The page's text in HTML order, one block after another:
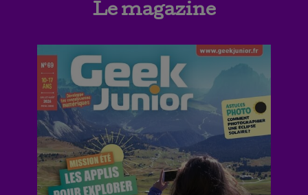
Le magazine